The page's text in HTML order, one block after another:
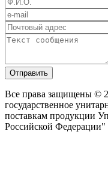
Отправить
Все права защищены ©
государственное
поставкам продукции
Российской Федерации"